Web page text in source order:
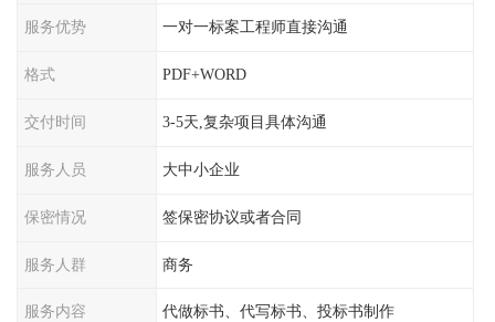
服务优势 一对一标案工程师直接沟通
格式 PDF+WORD
交付时间 3-5天,复杂项目具体沟通
服务人员 大中小企业
保密情况 签保密协议或者合同
服务人群 商务
服务内容 代做标书、代写标书、投标书制作